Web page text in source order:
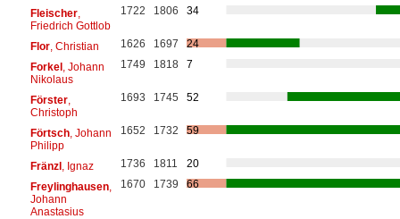
Fleischer,
Friedrich Gottlob
1722 1806 34
Flor, Christian 1626 1697
24
Forkel, Johann
Nikolaus
1749 1818 7
Förster,
Christoph
1693 1745 52
Förtsch, Johann
Philipp
1652 1732 59
Fränzl, Ignaz 1736 1811
20
Freylinghausen,
Johann
Anastasius
1670 1739 66